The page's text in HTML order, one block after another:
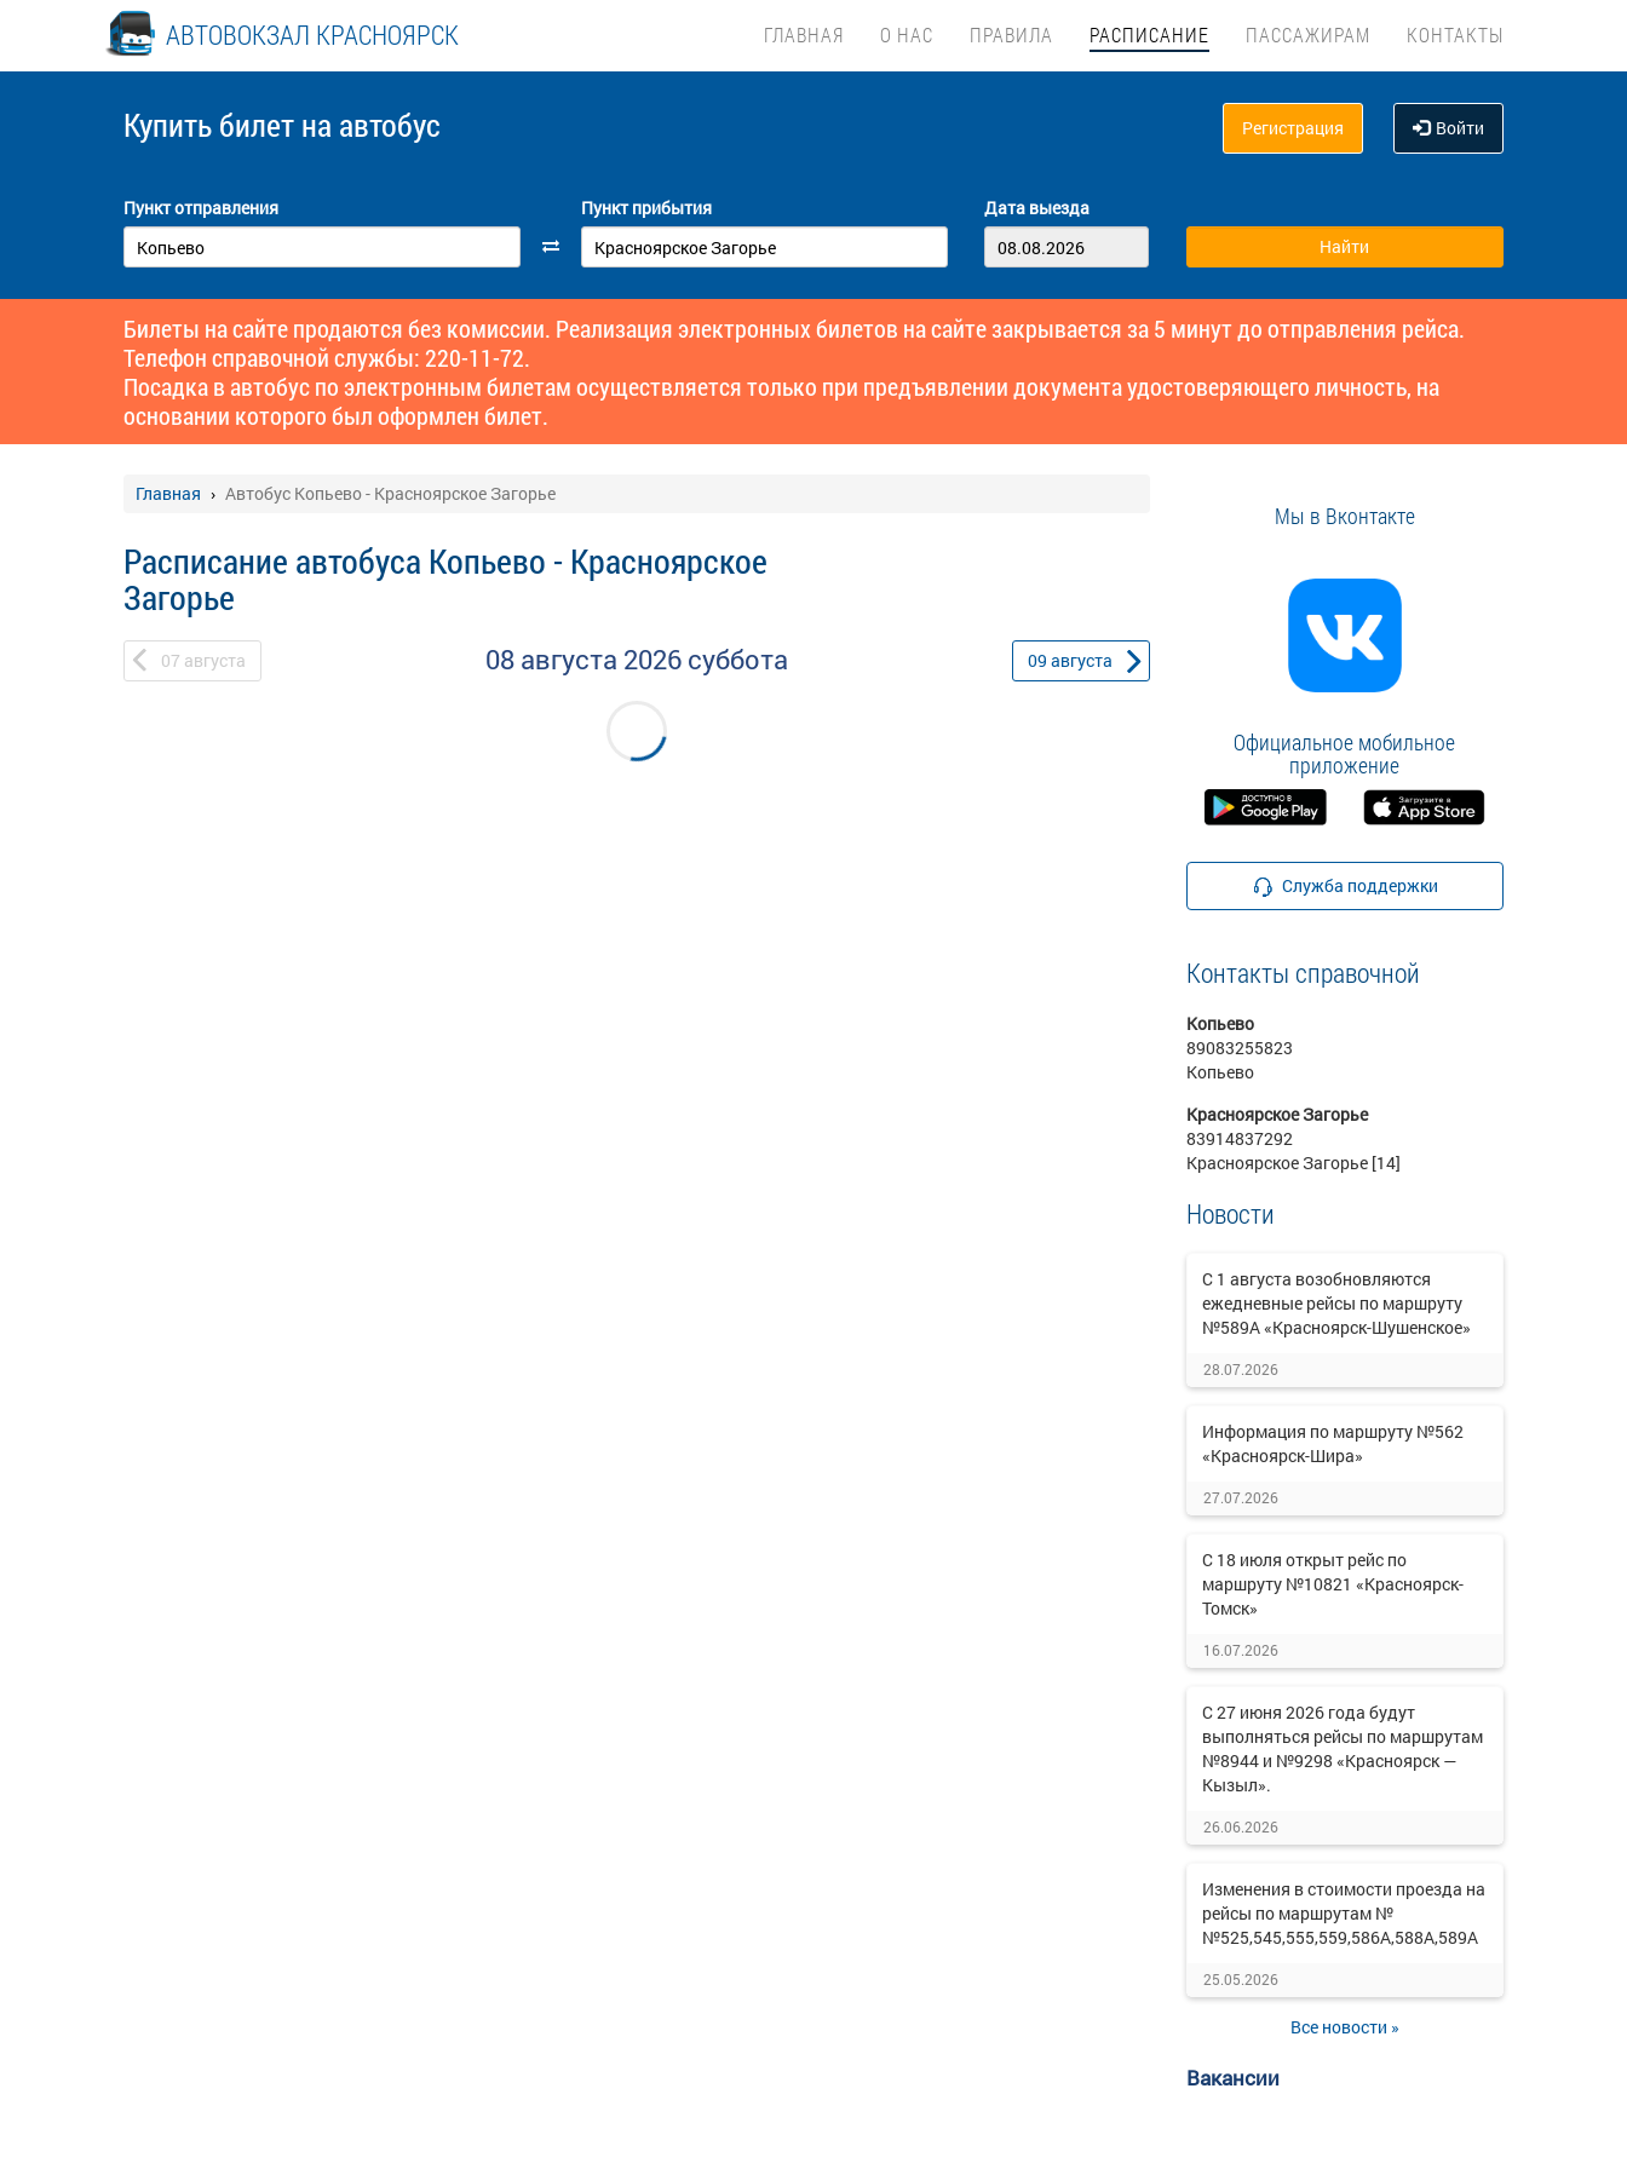
АВТОВОКЗАЛ КРАСНОЯРСК ГЛАВНАЯ О НАС ПРАВИЛА РАСПИСАНИЕ ПАССАЖИРАМ КОНТАКТЫ
Купить билет на автобус Регистрация Войти
Пункт отправления Пункт прибытия Дата выезда
Билеты на сайте продаются без комиссии. Реализация электронных билетов на сайте закрывается за 5 минут до отправления рейса.
Телефон справочной службы: 220-11-72.
Посадка в автобус по электронным билетам осуществляется только при предъявлении документа удостоверяющего личность, на
основании которого был оформлен билет.
Главная Автобус Копьево - Красноярское Загорье
Расписание автобуса Копьево - Красноярское
Загорье
07 августа 08 августа 2026 суббота 09 августа
Мы в Вконтакте
Официальное мобильное
приложение
Служба поддержки
Контакты справочной
Копьево
89083255823
Копьево
Красноярское Загорье
83914837292
Красноярское Загорье [14]
Новости
С 1 августа возобновляются
ежедневные рейсы по маршруту
№589А «Красноярск-Шушенское»
28.07.2026
Информация по маршруту №562
«Красноярск-Шира»
27.07.2026
С 18 июля открыт рейс по
маршруту №10821 «Красноярск-
Томск»
16.07.2026
С 27 июня 2026 года будут
выполняться рейсы по маршрутам
№8944 и №9298 «Красноярск —
Кызыл».
26.06.2026
Изменения в стоимости проезда на
рейсы по маршрутам №
№525,545,555,559,586А,588А,589А
25.05.2026
Все новости »
Вакансии